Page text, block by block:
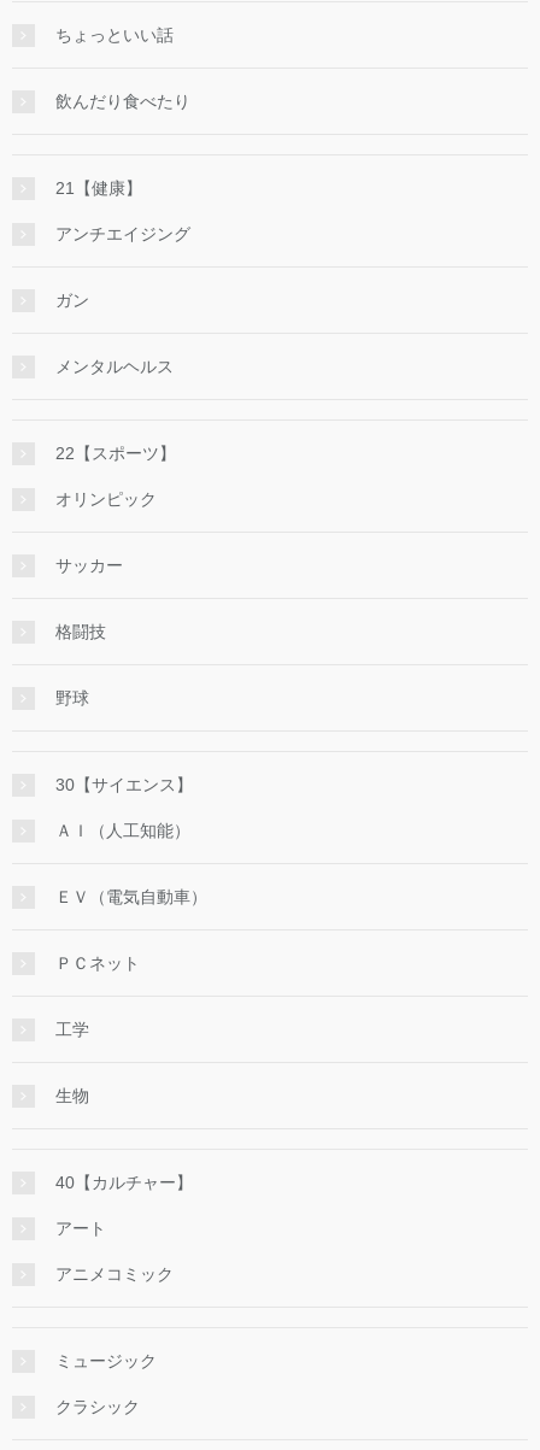
ちょっといい話
飲んだり食べたり
21【健康】
アンチエイジング
ガン
メンタルヘルス
22【スポーツ】
オリンピック
サッカー
格闘技
野球
30【サイエンス】
ＡＩ（人工知能）
ＥＶ（電気自動車）
ＰＣネット
工学
生物
40【カルチャー】
アート
アニメコミック
ミュージック
クラシック